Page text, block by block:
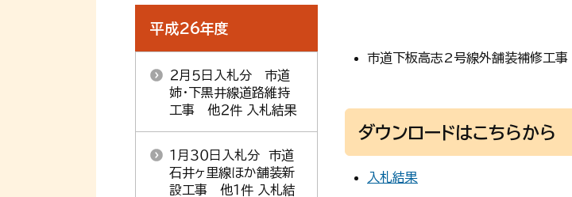
市道下板高志2号線外舗装補修工事
ダウンロードはこちらから
入札結果
平成26年度
２月５日入札分 市道
姉・下黒井線道路維持
工事 他２件 入札結果
１月３０日入札分 市道
石井ヶ里線ほか舗装新
設工事 他１件 入札結